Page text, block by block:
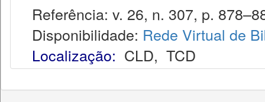
Referência: v. 26, n. 307, p.
Disponibilidade: Rede Virtual de
Localização: CLD, TCD